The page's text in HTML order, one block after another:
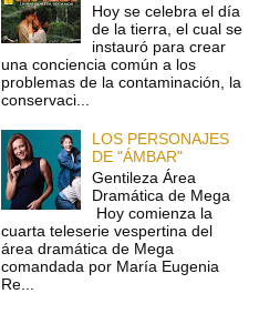
Hoy se celebra el día
de la tierra, el cual se
instauró para crear
una conciencia común a los
problemas de la contaminación, la
conservaci...
LOS PERSONAJES
DE "ÁMBAR"
Gentileza Área
Dramática de Mega
Hoy comienza la
cuarta teleserie vespertina del
área dramática de Mega
comandada por María Eugenia
Re...